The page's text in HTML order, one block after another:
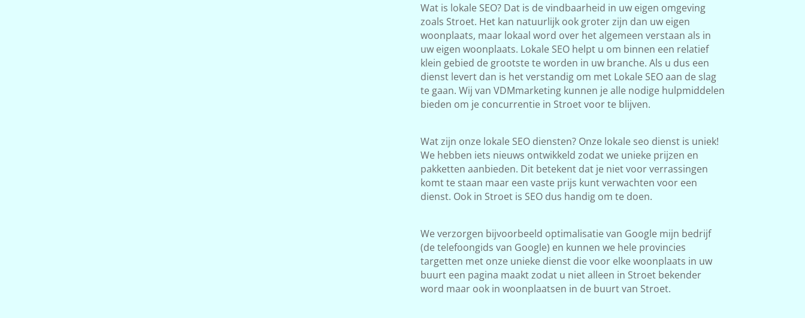
Wat is lokale SEO? Dat is de vindbaarheid in uw eigen omgeving
zoals Stroet. Het kan natuurlijk ook groter zijn dan uw eigen
woonplaats, maar lokaal word over het algemeen verstaan als in
uw eigen woonplaats. Lokale SEO helpt u om binnen een relatief
klein gebied de grootste te worden in uw branche. Als u dus een
dienst levert dan is het verstandig om met Lokale SEO aan de slag
te gaan. Wij van VDMmarketing kunnen je alle nodige hulpmiddelen
bieden om je concurrentie in Stroet voor te blijven.
Wat zijn onze lokale SEO diensten? Onze lokale seo dienst is uniek!
We hebben iets nieuws ontwikkeld zodat we unieke prijzen en
pakketten aanbieden. Dit betekent dat je niet voor verrassingen
komt te staan maar een vaste prijs kunt verwachten voor een
dienst. Ook in Stroet is SEO dus handig om te doen.
We verzorgen bijvoorbeeld optimalisatie van Google mijn bedrijf
(de telefoongids van Google) en kunnen we hele provincies
targetten met onze unieke dienst die voor elke woonplaats in uw
buurt een pagina maakt zodat u niet alleen in Stroet bekender
word maar ook in woonplaatsen in de buurt van Stroet.